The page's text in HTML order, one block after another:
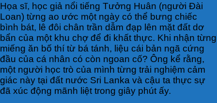
Họa sĩ, học giả nổi tiếng Tưởng Huân (người Đài
Loan) từng ao ước một ngày có thể bưng chiếc
bình bát, lê đôi chân trần dẫm đạp lên mặt đất dơ
bẩn của một khu chợ để đi khất thực. Khi nhận từng
miếng ăn bố thí từ bá tánh, liệu cái bản ngã cứng
đầu của cá nhân có còn ngoan cố? Ông kể rằng,
một người học trò của mình từng trải nghiệm cảm
giác này tại đất nước Sri Lanka và cậu ta thực sự
đã xúc động mãnh liệt trong giây phút ấy.